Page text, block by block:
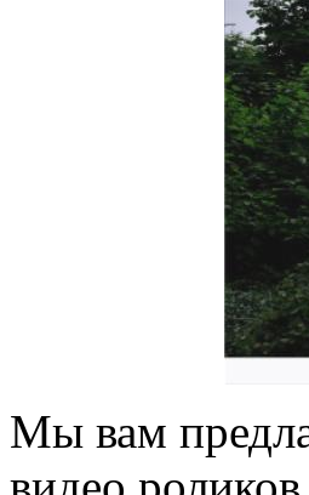
Мы вам